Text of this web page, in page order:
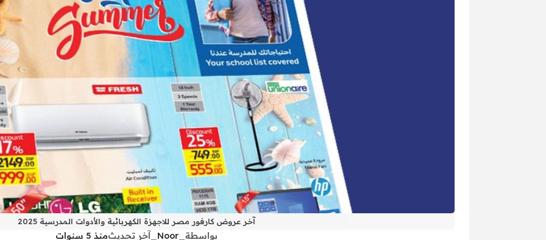
آخر عروض كارفور مصر للاجهزة الكهربائية والأدوات المدرسية 2025
بواسطة آخر تحديثمنذ 5 سنوات